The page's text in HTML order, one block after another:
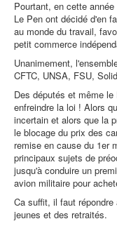
Pourtant, en cette
Le Pen ont décidé d'en
au monde du travail,
petit commerce
Unanimement,
CFTC, UNSA, FSU,
Des députés et même
enfreindre la loi ! Alors
incertain et alors que la
le blocage du prix des
remise en cause du 1er
principaux sujets de
jusqu'à conduire un
avion militaire pour
Ca suffit, il faut
jeunes et des retraités.